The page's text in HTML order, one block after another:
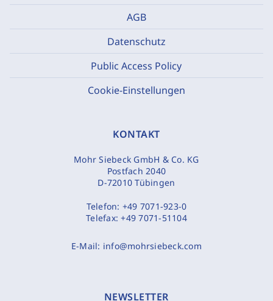
AGB
Datenschutz
Public Access Policy
Cookie-Einstellungen
KONTAKT
Mohr Siebeck GmbH & Co. KG
Postfach 2040
D-72010 Tübingen
Telefon: +49 7071-923-0
Telefax:+49 7071-51104
E-Mail: info@mohrsiebeck.com
NEWSLETTER